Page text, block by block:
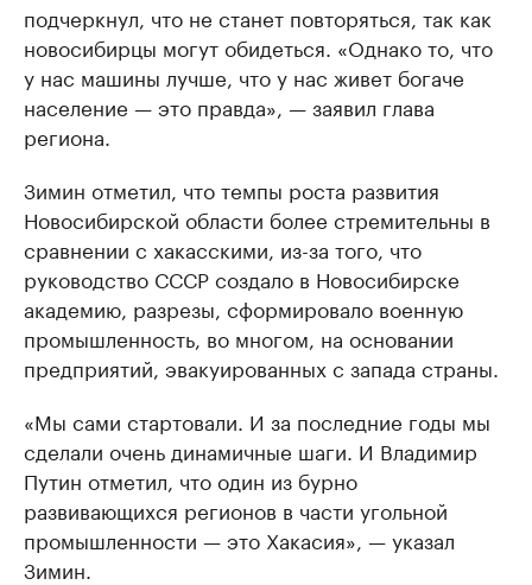
подчеркнул, что не станет повторяться, так как
новосибирцы могут обидеться. «Однако то, что
у нас машины лучше, что у нас живет богаче
население — это правда», — заявил глава
региона.
Зимин отметил, что темпы роста развития
Новосибирской области более стремительны в
сравнении с хакасскими, из-за того, что
руководство СССР создало в Новосибирске
академию, разрезы, сформировало военную
промышленность, во многом, на основании
предприятий, эвакуированных с запада страны.
«Мы сами стартовали. И за последние годы мы
сделали очень динамичные шаги. И Владимир
Путин отметил, что один из бурно
развивающихся регионов в части угольной
промышленности — это Хакасия», — указал
Зимин.